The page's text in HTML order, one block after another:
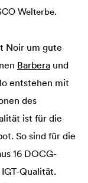
Welterbe.
Noir um gute
Barbera und
entstehen mit
des
ist für die
So sind für die
16 DOCG-
Qualität.